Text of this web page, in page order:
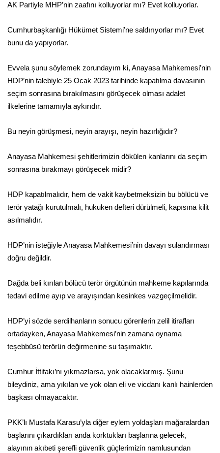
AK Partiyle MHP’nin zaafını kolluyorlar mı? Evet kolluyorlar.
Cumhurbaşkanlığı Hükümet Sistemi’ne saldırıyorlar mı? Evet
bunu da yapıyorlar.
Evvela şunu söylemek zorundayım ki, Anayasa Mahkemesi’nin
HDP’nin talebiyle 25 Ocak 2023 tarihinde kapatılma davasının
seçim sonrasına bırakılmasını görüşecek olması adalet
ilkelerine tamamıyla aykırıdır.
Bu neyin görüşmesi, neyin arayışı, neyin hazırlığıdır?
Anayasa Mahkemesi şehitlerimizin dökülen kanlarını da seçim
sonrasına bırakmayı görüşecek midir?
HDP kapatılmalıdır, hem de vakit kaybetmeksizin bu bölücü ve
terör yatağı kurutulmalı, hukuken defteri dürülmeli, kapısına kilit
asılmalıdır.
HDP’nin isteğiyle Anayasa Mahkemesi’nin davayı sulandırması
doğru değildir.
Dağda beli kırılan bölücü terör örgütünün mahkeme kapılarında
tedavi edilme ayıp ve arayışından kesinkes vazgeçilmelidir.
HDP’yi sözde serdilhanların sonucu görenlerin zelil itirafları
ortadayken, Anayasa Mahkemesi’nin zamana oynama
teşebbüsü terörün değirmenine su taşımaktır.
Cumhur İttifakı’nı yıkmazlarsa, yok olacaklarmış. Şunu
bileydiniz, ama yıkılan ve yok olan eli ve vicdanı kanlı hainlerden
başkası olmayacaktır.
PKK’lı Mustafa Karasu’yla diğer eylem yoldaşları mağaralardan
başlarını çıkardıkları anda korktukları başlarına gelecek,
alayının akıbeti şerefli güvenlik güçlerimizin namlusundan